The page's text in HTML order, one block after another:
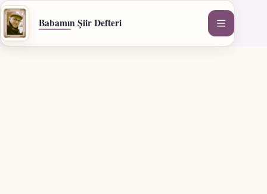
İçeriğe
geç
Babamın Şiir Defteri